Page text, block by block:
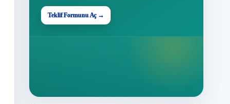
Teklif Formunu Aç →
Teklif